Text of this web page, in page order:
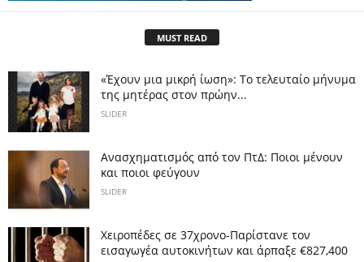
MUST READ
«Έχουν μια μικρή ίωση»: Το τελευταίο μήνυμα
της μητέρας στον πρώην...
SLIDER
Ανασχηματισμός από τον ΠτΔ: Ποιοι μένουν
και ποιοι φεύγουν
SLIDER
Χειροπέδες σε 37χρονο-Παρίστανε τον
εισαγωγέα αυτοκινήτων και άρπαξε €827,400